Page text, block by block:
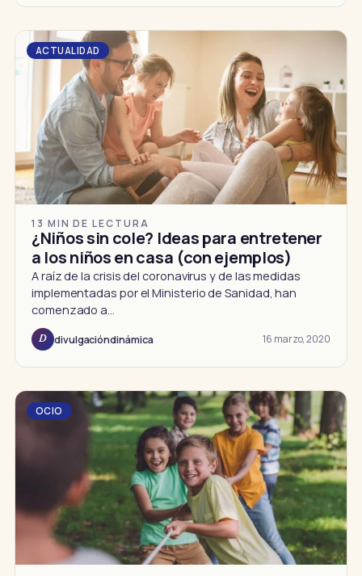
ACTUALIDAD
13 MIN DE LECTURA
¿Niños sin cole? Ideas para entretener
a los niños en casa (con ejemplos)
A raíz de la crisis del coronavirus y de las medidas
implementadas por el Ministerio de Sanidad, han
comenzado a…
D divulgacióndinámica 16 marzo, 2020
OCIO